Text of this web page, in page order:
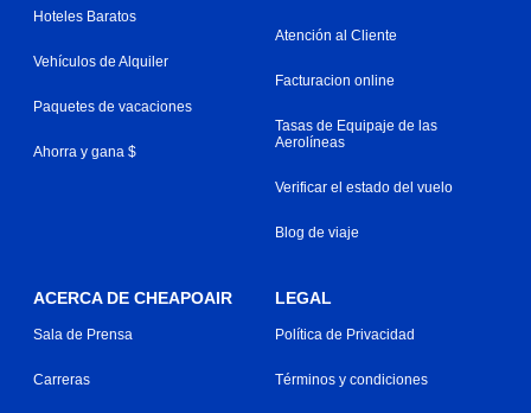
Hoteles Baratos
Vehículos de Alquiler
Paquetes de vacaciones
Ahorra y gana $
Atención al Cliente
Facturacion online
Tasas de Equipaje de las
Aerolíneas
Verificar el estado del vuelo
Blog de viaje
ACERCA DE CHEAPOAIR
Sala de Prensa
Carreras
LEGAL
Política de Privacidad
Términos y condiciones